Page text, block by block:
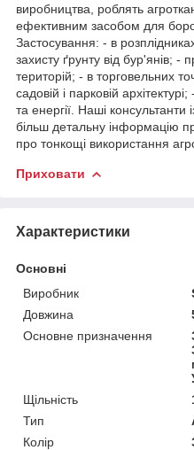
виробництва, роблять
ефективним засобом для
Застосування: - в
захисту ґрунту від бур'янів; -
територій; - в торговельних
садовій і парковій
та енергії. Наші
більш детальну інформацію
про тонкощі використання
Приховати
Характеристики
Основні
Виробник
Довжина
Основне призначення
Щільність
Тип
Колір